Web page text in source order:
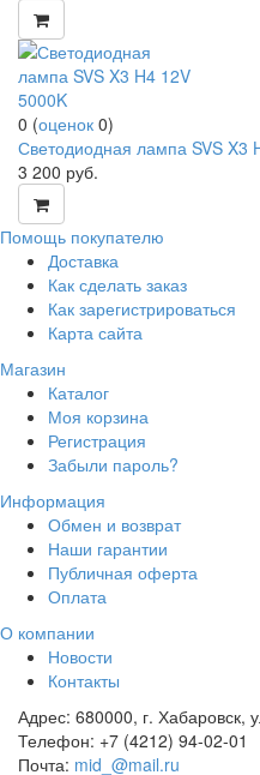
0 (оценок 0)
Светодиодная лампа SVS X3
3 200 руб.
Помощь покупателю
Доставка
Как сделать заказ
Как зарегистрироваться
Карта сайта
Магазин
Каталог
Моя корзина
Регистрация
Забыли пароль?
Информация
Обмен и возврат
Наши гарантии
Публичная оферта
Оплата
О компании
Новости
Контакты
Адрес: 680000, г. Хабаровск,
Телефон: +7 (4212) 94-02-01
Почта: mid_@mail.ru